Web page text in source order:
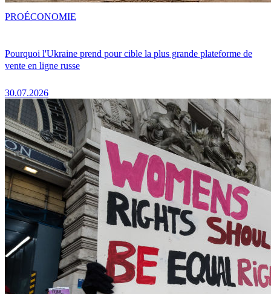
Pourquoi l'Ukraine prend pour cible la plus grande plateforme de
vente en ligne russe
30.07.2026
PROÉCONOMIE